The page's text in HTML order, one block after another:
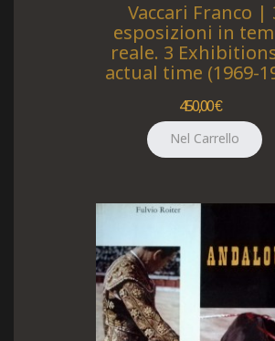
Vaccari Franco |
esposizioni in
reale. 3
actual time (1969-
450,00 €